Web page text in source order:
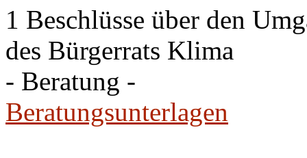
1 Beschlüsse über den
des Bürgerrats Klima
- Beratung -
Beratungsunterlagen